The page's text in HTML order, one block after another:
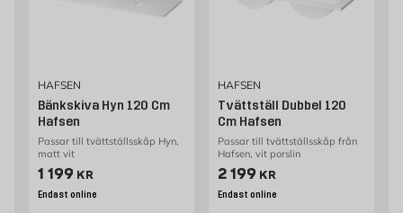
HAFSEN
Bänkskiva Hyn 120 Cm
Hafsen
Passar till tvättställsskåp Hyn,
matt vit
Pris 1199 kr
1 199 KR
Endast online
HAFSEN
Tvättställ Dubbel 120
Cm Hafsen
Passar till tvättställsskåp från
Hafsen, vit porslin
Pris 2199 kr
2 199 KR
Endast online